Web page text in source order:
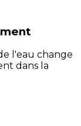
l'eau change
dans la